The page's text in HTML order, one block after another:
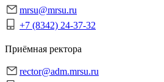
mrsu@mrsu.ru
+7 (8342) 24-37-32
Приёмная ректора
rector@adm.mrsu.ru